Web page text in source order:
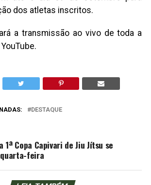
dos atletas inscritos.
a transmissão ao vivo de toda a
DESTAQUE
Copa Capivari de Jiu Jítsu se
feira